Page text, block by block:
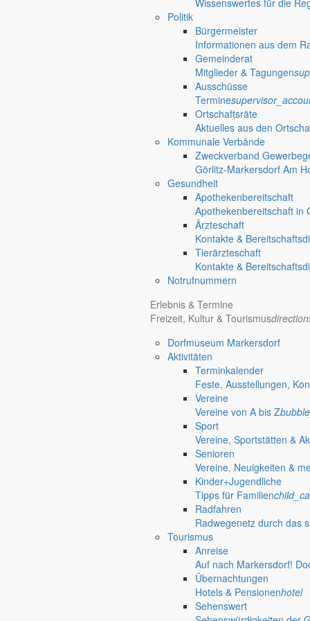
Wissenswertes für die
Politik
Bürgermeister
Informationen aus dem
Gemeinderat
Mitglieder & Tagungen
Ausschüsse
Termine
Ortschaftsräte
Aktuelles aus den
Kommunale Verbände
Zweckverband
Görlitz-Markersdorf Am
Gesundheit
Apothekenbereitschaft
Apothekenbereitschaft in
Ärzteschaft
Kontakte &
Tierärzteschaft
Kontakte &
Notrufnummern
Erlebnis & Termine
Freizeit, Kultur & Tourismus
Dorfmuseum Markersdorf
Aktivitäten
Terminkalender
Feste, Ausstellungen,
Vereine
Vereine von A bis Z
Sport
Vereine, Sportstätten &
Senioren
Vereine, Neuigkeiten &
Kinder+Jugendliche
Tipps für Familien
Radfahren
Radwegenetz durch das
Tourismus
Anreise
Auf nach Markersdorf!
Übernachtungen
Hotels & Pensionenhotel
Sehenswert
Öffnungszeiten Rathaus
08:30 – 11:30 Uhr und 14:00 – 18:00 Uhr
08:30 – 11:30 Uhr und 14:00 – 17:00 Uhr
Außerhalb der Öffnungszeiten können Termine vereinbart werden.
E-Mail: sekretariat@gemeinde-markersdorf.de
Aktuelles aus
Das Glück nicht leichtfertig aufs Spiel setzen